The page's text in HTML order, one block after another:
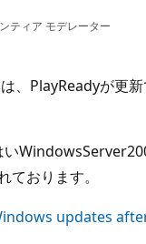
ティア モデレーター
、PlayReadyが更
ております。
updates